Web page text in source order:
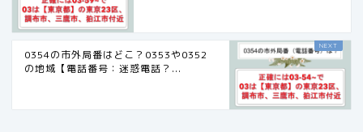
0354の市外局番はどこ？0353や0352
の地域【電話番号：迷惑電話？...